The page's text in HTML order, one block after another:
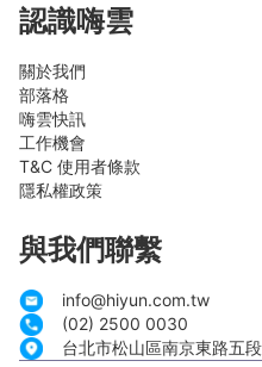
認識嗨雲
關於我們
部落格
嗨雲快訊
工作機會
T&C 使用者條款
隱私權政策
與我們聯繫
info@hiyun.com.tw
(02) 2500 0030
台北市松山區南京東路五